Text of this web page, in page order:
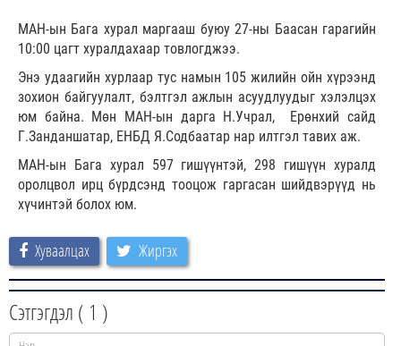
МАН-ын Бага хурал маргааш буюу 27-ны Баасан гарагийн
10:00 цагт хуралдахаар товлогджээ.
Энэ удаагийн хурлаар тус намын 105 жилийн ойн хүрээнд
зохион байгуулалт, бэлтгэл ажлын асуудлуудыг хэлэлцэх
юм байна. Мөн МАН-ын дарга Н.Учрал, Ерөнхий сайд
Г.Занданшатар, ЕНБД Я.Содбаатар нар илтгэл тавих аж.
МАН-ын Бага хурал 597 гишүүнтэй, 298 гишүүн хуралд
оролцвол ирц бүрдсэнд тооцож гаргасан шийдвэрүүд нь
хүчинтэй болох юм.
Хуваалцах Жиргэх
Сэтгэгдэл ( 1 )